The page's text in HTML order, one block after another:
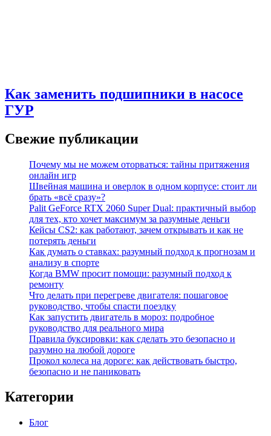
Как заменить подшипники в насосе
ГУР
Свежие публикации
Почему мы не можем оторваться: тайны притяжения
онлайн игр
Швейная машина и оверлок в одном корпусе: стоит ли
брать «всё сразу»?
Palit GeForce RTX 2060 Super Dual: практичный выбор
для тех, кто хочет максимум за разумные деньги
Кейсы CS2: как работают, зачем открывать и как не
потерять деньги
Как думать о ставках: разумный подход к прогнозам и
анализу в спорте
Когда BMW просит помощи: разумный подход к
ремонту
Что делать при перегреве двигателя: пошаговое
руководство, чтобы спасти поездку
Как запустить двигатель в мороз: подробное
руководство для реального мира
Правила буксировки: как сделать это безопасно и
разумно на любой дороге
Прокол колеса на дороге: как действовать быстро,
безопасно и не паниковать
Категории
Блог